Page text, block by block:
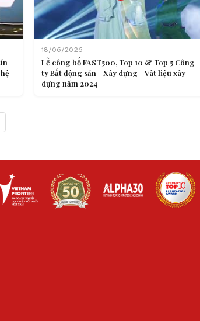
-
18/06/2026
Lễ công bố FAST500, Top 10 & Top 5 Công
ty Bất động sản - Xây dựng - Vât liệu xây
dựng năm 2024